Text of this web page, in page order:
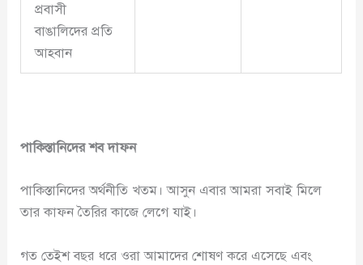
প্রবাসী
বাঙালিদের প্রতি
আহবান
পাকিস্তানিদের শব দাফন
পাকিস্তানিদের অর্থনীতি খতম। আসুন এবার আমরা সবাই মিলে
তার কাফন তৈরির কাজে লেগে যাই।
গত তেইশ বছর ধরে ওরা আমাদের শোষণ করে এসেছে এবং